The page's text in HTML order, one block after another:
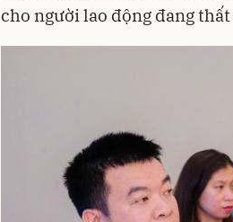
cho người lao động đang